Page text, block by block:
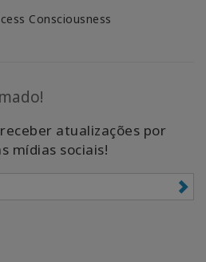
Consciousness
atualizações por
mídias sociais!